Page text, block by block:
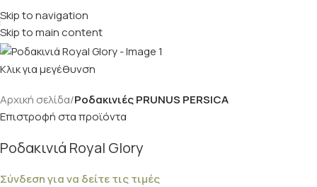
Skip to navigation
Skip to main content
Κλικ για μεγέθυνση
Αρχική σελίδα Ροδακινιές PRUNUS PERSICA
Επιστροφή στα προϊόντα
Ροδακινιά Royal Glory
Σύνδεση για να δείτε τις τιμές